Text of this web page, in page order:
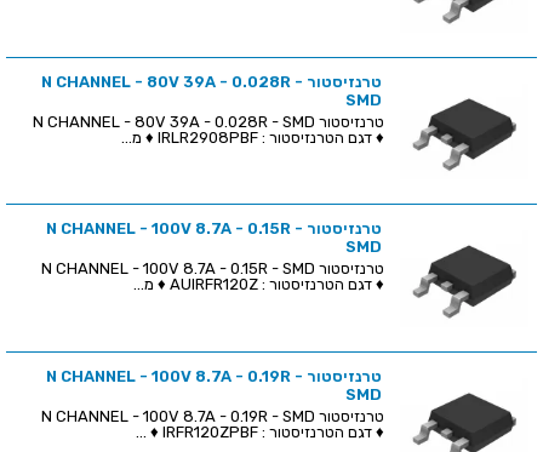
טרנזיסטור N CHANNEL - 80V 39A - 0.028R -
SMD
♦ דגם הטרנזיסטור : IRLR2908PBF ♦ מ...
טרנזיסטור N CHANNEL - 100V 8.7A - 0.15R -
SMD
♦ דגם הטרנזיסטור : AUIRFR120Z ♦ מ...
טרנזיסטור N CHANNEL - 100V 8.7A - 0.19R -
SMD
♦ דגם הטרנזיסטור : IRFR120ZPBF ♦ ...